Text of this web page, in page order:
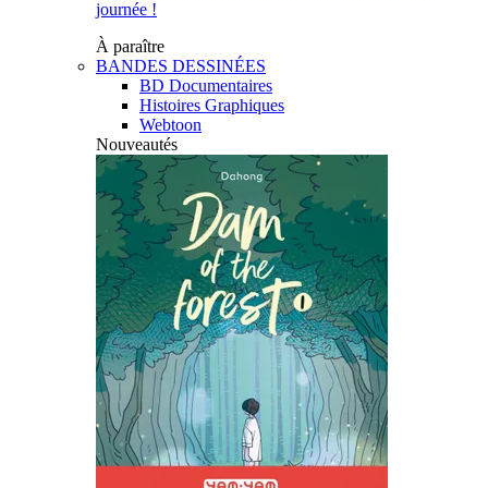
journée !
À paraître
BANDES DESSINÉES
BD Documentaires
Histoires Graphiques
Webtoon
Nouveautés